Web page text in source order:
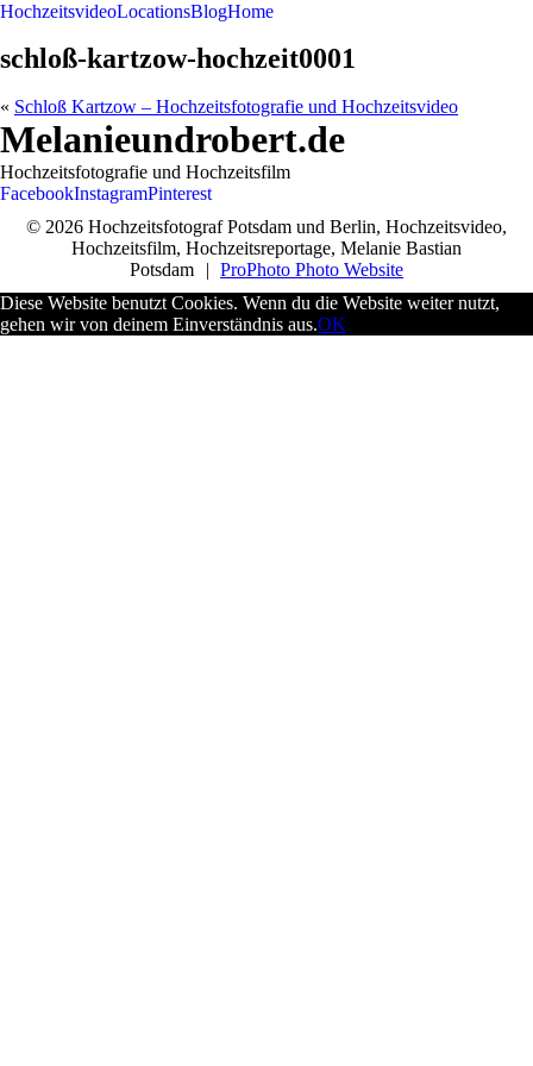
HochzeitsvideoLocationsBlogHome
schloß-kartzow-hochzeit0001
« Schloß Kartzow – Hochzeitsfotografie und Hochzeitsvideo
Melanieundrobert.de
Hochzeitsfotografie und Hochzeitsfilm
FacebookInstagramPinterest
© 2026 Hochzeitsfotograf Potsdam und Berlin, Hochzeitsvideo,
Hochzeitsfilm, Hochzeitsreportage, Melanie Bastian
Potsdam
| ProPhoto Photo Website
Diese Website benutzt Cookies. Wenn du die Website weiter nutzt,
gehen wir von deinem Einverständnis aus.OK